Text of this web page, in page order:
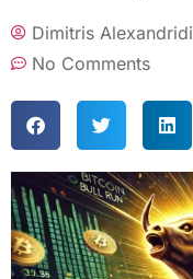
Dimitris
No Comments